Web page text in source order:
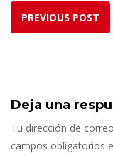
PREVIOUS POST
Deja una
Tu dirección de
campos obligatorios